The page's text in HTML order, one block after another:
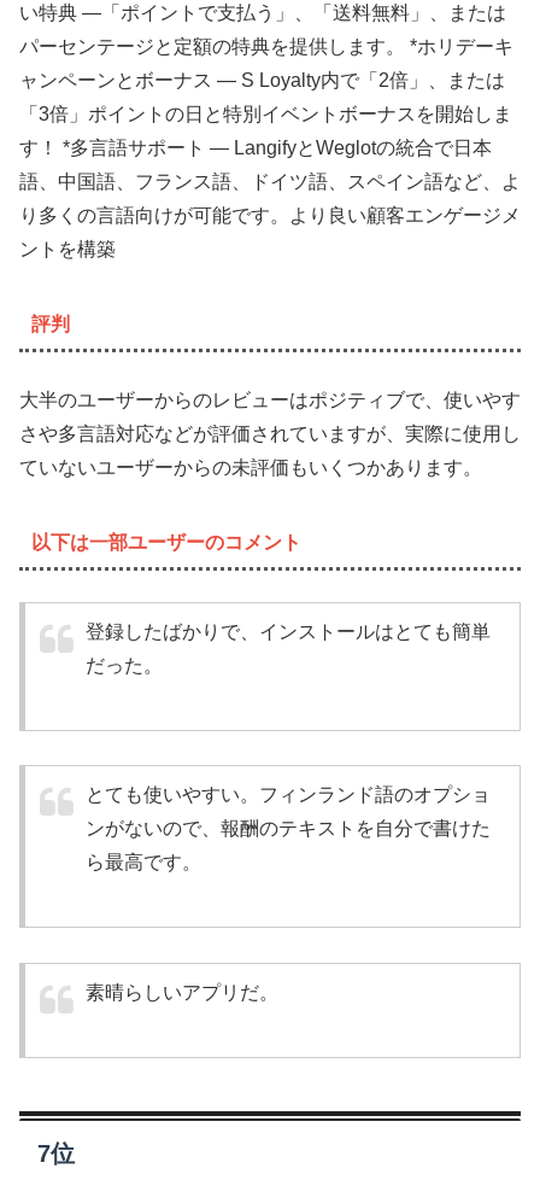
い特典 —「ポイントで支払う」、「送料無料」、または
パーセンテージと定額の特典を提供します。 *ホリデーキ
ャンペーンとボーナス — S Loyalty内で「2倍」、または
「3倍」ポイントの日と特別イベントボーナスを開始しま
す！ *多言語サポート — LangifyとWeglotの統合で日本
語、中国語、フランス語、ドイツ語、スペイン語など、よ
り多くの言語向けが可能です。より良い顧客エンゲージメ
ントを構築
評判
大半のユーザーからのレビューはポジティブで、使いやす
さや多言語対応などが評価されていますが、実際に使用し
ていないユーザーからの未評価もいくつかあります。
以下は一部ユーザーのコメント
登録したばかりで、インストールはとても簡単
だった。
とても使いやすい。フィンランド語のオプショ
ンがないので、報酬のテキストを自分で書けた
ら最高です。
素晴らしいアプリだ。
7位